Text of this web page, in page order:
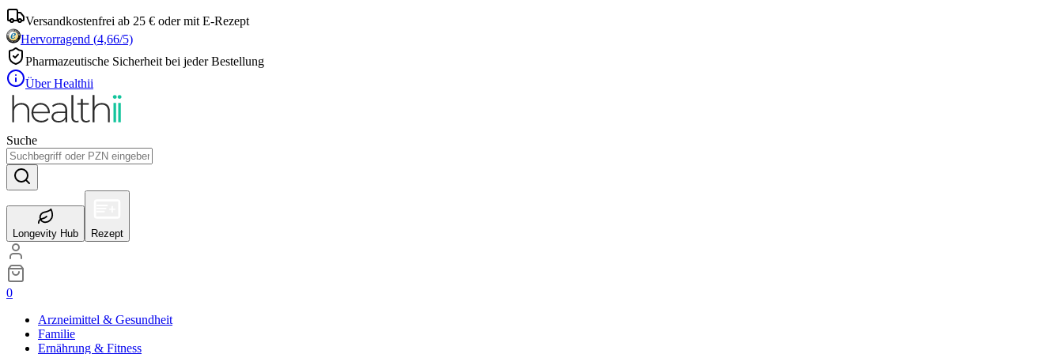
Versandkostenfrei ab 25 € oder mit E-Rezept
Hervorragend (4,66/5)
Pharmazeutische Sicherheit bei jeder Bestellung
Über Healthii
Suche
Longevity Hub Rezept
0
Arzneimittel & Gesundheit
Familie
Ernährung & Fitness